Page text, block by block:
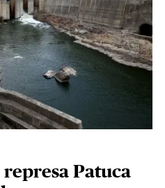
represa Patuca